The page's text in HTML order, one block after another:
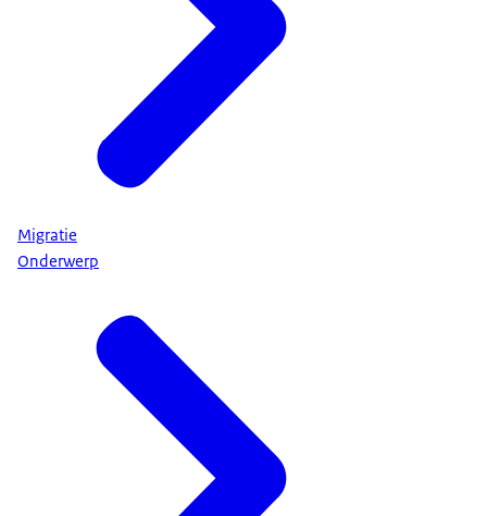
Migratie
Onderwerp